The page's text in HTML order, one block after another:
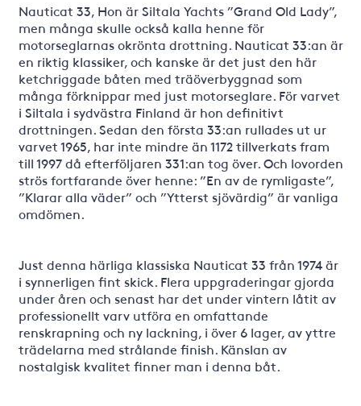
Nauticat 33, Hon är Siltala Yachts ”Grand Old Lady”,
men många skulle också kalla henne för
motorseglarnas okrönta drottning. Nauticat 33:an är
en riktig klassiker, och kanske är det just den här
ketchriggade båten med träöverbyggnad som
många förknippar med just motorseglare. För varvet
i Siltala i sydvästra Finland är hon definitivt
drottningen. Sedan den första 33:an rullades ut ur
varvet 1965, har inte mindre än 1172 tillverkats fram
till 1997 då efterföljaren 331:an tog över. Och lovorden
strös fortfarande över henne: ”En av de rymligaste”,
”Klarar alla väder” och ”Ytterst sjövärdig” är vanliga
omdömen.
Just denna härliga klassiska Nauticat 33 från 1974 är
i synnerligen fint skick. Flera uppgraderingar gjorda
under åren och senast har det under vintern låtit av
professionellt varv utföra en omfattande
renskrapning och ny lackning, i över 6 lager, av yttre
trädelarna med strålande finish. Känslan av
nostalgisk kvalitet finner man i denna båt.